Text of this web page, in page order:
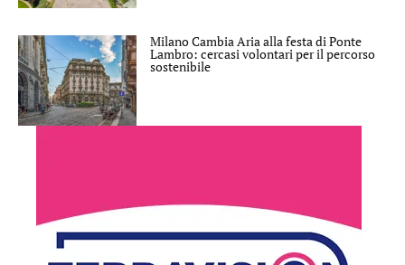
Milano Cambia Aria alla festa di Ponte
Lambro: cercasi volontari per il percorso
sostenibile